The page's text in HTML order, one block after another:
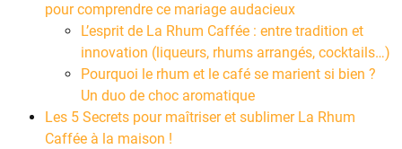
pour comprendre ce mariage audacieux
L’esprit de La Rhum Caffée : entre tradition et
innovation (liqueurs, rhums arrangés, cocktails…)
Pourquoi le rhum et le café se marient si bien ?
Un duo de choc aromatique
Les 5 Secrets pour maîtriser et sublimer La Rhum
Caffée à la maison !